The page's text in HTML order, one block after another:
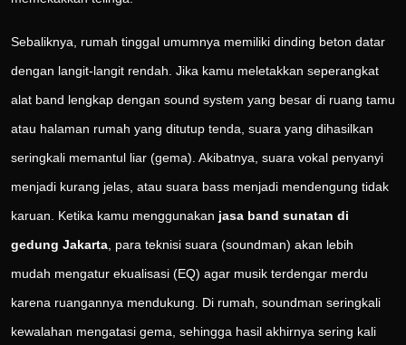
Sebaliknya, rumah tinggal umumnya memiliki dinding beton datar
dengan langit-langit rendah. Jika kamu meletakkan seperangkat
alat band lengkap dengan sound system yang besar di ruang tamu
atau halaman rumah yang ditutup tenda, suara yang dihasilkan
seringkali memantul liar (gema). Akibatnya, suara vokal penyanyi
menjadi kurang jelas, atau suara bass menjadi mendengung tidak
karuan. Ketika kamu menggunakan jasa band sunatan di
gedung Jakarta , para teknisi suara (soundman) akan lebih
mudah mengatur ekualisasi (EQ) agar musik terdengar merdu
karena ruangannya mendukung. Di rumah, soundman seringkali
kewalahan mengatasi gema, sehingga hasil akhirnya sering kali